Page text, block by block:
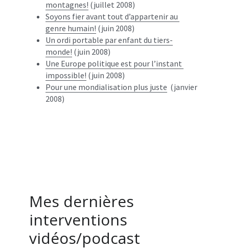
montagnes! (juillet 2008)
Soyons fier avant tout d’appartenir au
genre humain! (juin 2008)
Un ordi portable par enfant du tiers-
monde! (juin 2008)
Une Europe politique est pour l’instant
impossible! (juin 2008)
Pour une mondialisation plus juste
  (janvier
2008)
Mes dernières
interventions
vidéos/podcast